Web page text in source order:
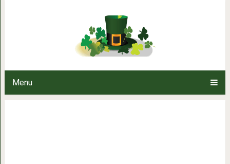
Menu
Самые сочные куриные